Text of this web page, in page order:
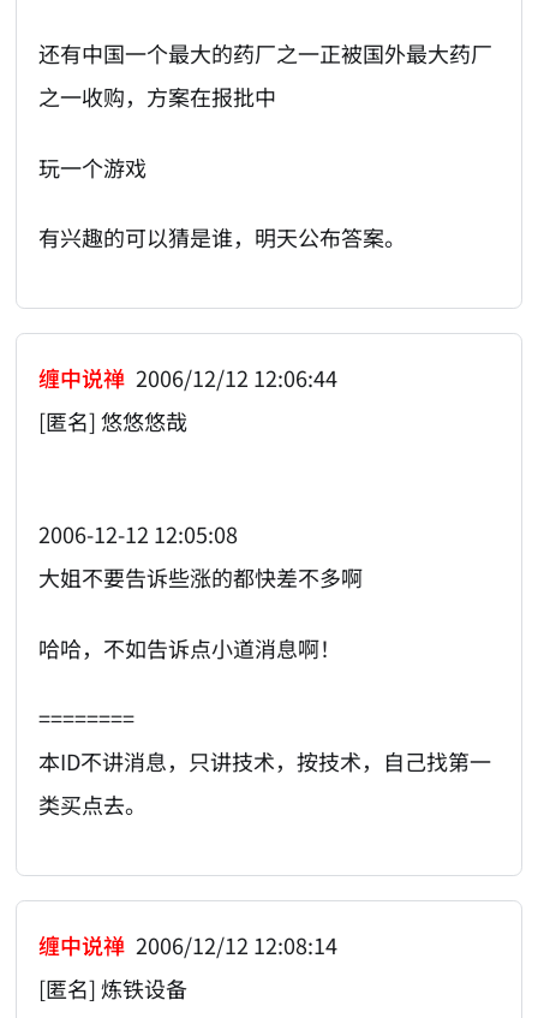
还有中国一个最大的药厂之一正被国外最大药厂
之一收购，方案在报批中
玩一个游戏
有兴趣的可以猜是谁，明天公布答案。
缠中说禅 2006/12/12 12:06:44
[匿名] 悠悠悠哉
2006-12-12 12:05:08
大姐不要告诉些涨的都快差不多啊
哈哈，不如告诉点小道消息啊！
========
本ID不讲消息，只讲技术，按技术，自己找第一
类买点去。
缠中说禅 2006/12/12 12:08:14
[匿名] 炼铁设备